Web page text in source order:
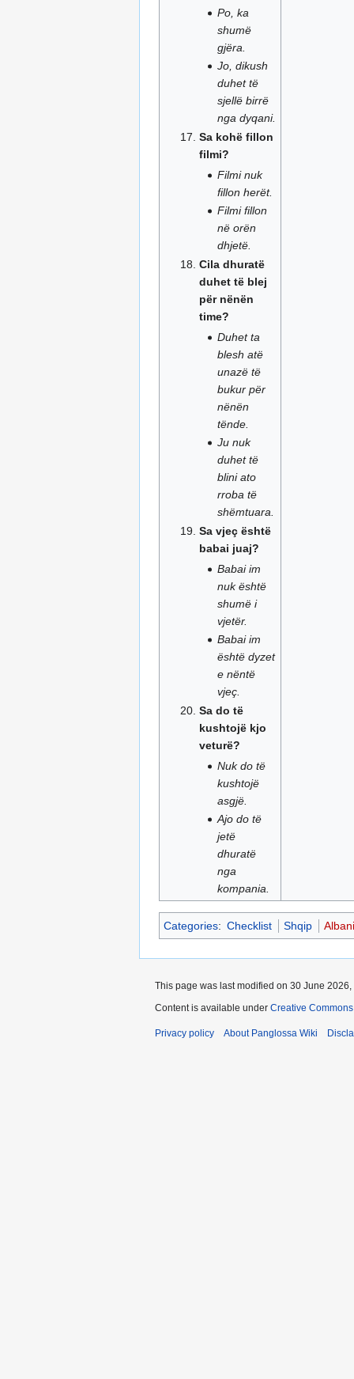
Po, ka
shumë
gjëra.
Jo, dikush
duhet të
sjellë birrë
nga dyqani.
Sa kohë fillon
filmi?
Filmi nuk
fillon herët.
Filmi fillon
në orën
dhjetë.
Cila dhuratë
duhet të blej
për nënën
time?
Duhet ta
blesh atë
unazë të
bukur për
nënën
tënde.
Ju nuk
duhet të
blini ato
rroba të
shëmtuara.
Sa vjeç është
babai juaj?
Babai im
nuk është
shumë i
vjetër.
Babai im
është dyzet
e nëntë
vjeç.
Sa do të
kushtojë kjo
veturë?
Nuk do të
kushtojë
asgjë.
Ajo do të
jetë
dhuratë
nga
kompania.
Categories: Checklist Shqip
This page was last modified on 30 June 2026,
Content is available under Creative
Privacy policy About Panglossa Wiki